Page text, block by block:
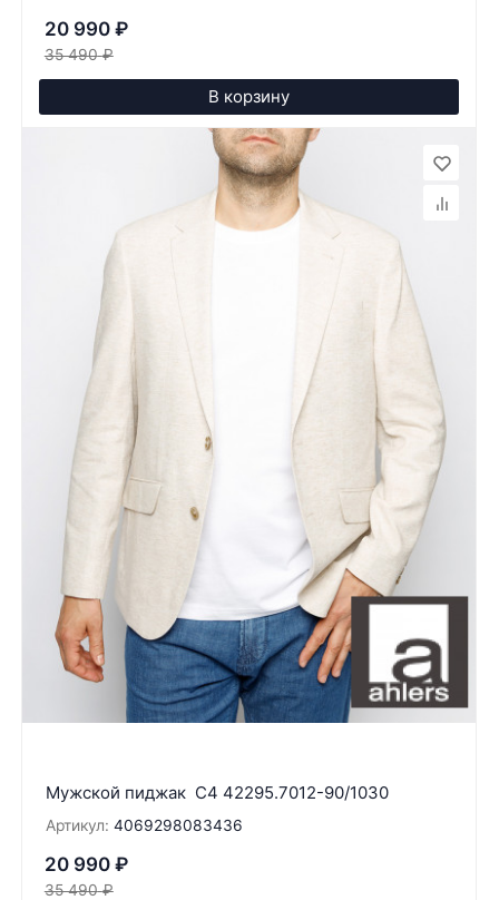
20 990 ₽
35 490 ₽
В корзину
Мужской пиджак C4 42295.7012-90/1030
Артикул: 4069298083436
20 990 ₽
35 490 ₽